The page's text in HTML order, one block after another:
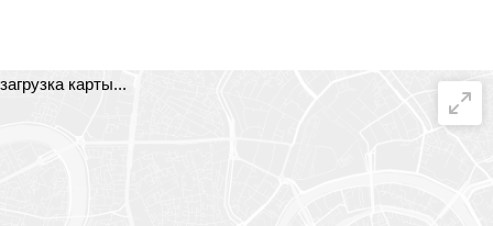
загрузка карты...